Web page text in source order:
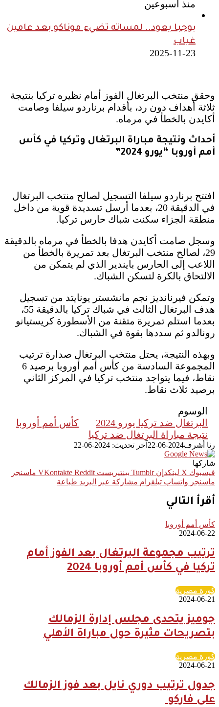
منذ أسبوعين
بوجبا يعود.. لمساته تضيء موناكو بعد عامين
غياب
2025-11-23
وحقق منتخب البرتغال الفوز أمام نظيره تركيا بنتيجة
ثلاثة أهداف دون رد، بأقدام برناردو سيلفا وصامت
أكايدن بالخطأ في مرماه.
أحداث ونتيجة مباراة البرتغال وتركيا في كأس
أمم أوروبا “يورو 2024”
افتتح برناردو سيلفا التسجيل لصالح منتخب البرتغال
في الدقيقة 20، بعدما أرسل تسديدة قوية من داخل
منطقة الجزاء سكنت شباك حارس تركيا.
وسجل صامت أكايدن هدفا بالخطأ في مرماه بالدقيقة
29، لصالح منتخب البرتغال بعد تمريرة بالخطأ من
اللاعب إلى الحارس بايندير الذي لم يتمكن من
الالتحاق بالكرة لتسكن الشباك.
وتمكن فيرنانديز نجم مانشستر يونايتد من تسجيل
هدف البرتغال الثالث في شباك تركيا بالدقيقة 55،
بعدما استلم تمريرة متقنة من الأسطورة كريستيانو
رونالدو ثم سددها بقوة في الشباك.
وبهذه النتيجة، يحتل منتخب البرتغال صدارة ترتيب
المجموعة السادسة من كأس أمم أوروبا برصيد 6
نقاط، فيما يتواجد منتخب تركيا في المركز الثاني
برصيد ثلاث نقاط.
الوسوم
البرتغال ضد تركيا يورو 2024
كأس أمم أوروبا
نتيجة مباراة البرتغال ضد تركيا
رنا أشرف2024-06-22 آخر تحديث: 2024-06-22
شاركها
فيسبوك ‫X لينكدإن بينتيريست
ماسنجر
ماسنجر واتساب تيلقرام مشاركة عبر البريد طباعة
أقرأ التالي
كأس أمم أوروبا
2024-06-22
ترتيب مجموعة البرتغال بعد الفوز أمام
تركيا في كأس أمم أوروبا 2024
كورة مصرية
2024-06-21
جوميز يتحدى مجلس إدارة الزمالك
بتصريحات مثيرة حول مباراة الأهلي
كورة مصرية
2024-06-21
جدول ترتيب دوري نايل بعد فوز الزمالك
على فاركو